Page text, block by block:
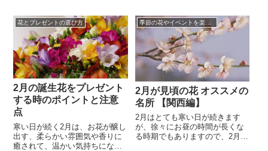
バイ、山茶花が挙げられます。
「なんとなく名前は聞いた事は
あるけれど、どんな花だっけ？
なんか地味そう…。」と思われ
る方もいらっしゃるのではない
でしょうか。そんな事はありま
せん！フ...
ているのか気になりますよね。2
月の誕生花であるフリージア
は、黄色や白い花が代表的で、
可愛らしい見た目と甘い香りが
人気の花です。春を感じさせる
ような明るい色味がチャームポ
イントです。花言葉は色によっ
て異なっ...
花とプレゼントの選び方
2月の誕生花をプレゼント
する時のポイントと注意
点
寒い日が続く2月は、お花が醸し
出す、柔らかい雰囲気や香りに
癒されて、温かい気持ちになり
季節の花やイベントを楽しむコツ
2月が見頃の花 オススメの
名所 【関西編】
2月はとても寒い日が続きます
が、徐々にお昼の時間が長くな
る時期でもありますので、2月の